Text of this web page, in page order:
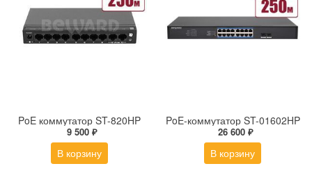
PoE коммутатор ST-820HP
9 500 ₽
В корзину
PoE-коммутатор ST-01602HP
26 600 ₽
В корзину